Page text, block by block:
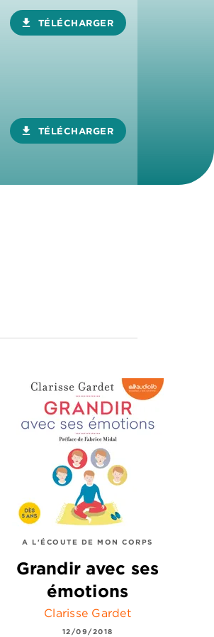
download TÉLÉCHARGER
download TÉLÉCHARGER
A L'ÉCOUTE DE MON CORPS
Grandir avec ses
émotions
Clarisse Gardet
12/09/2018